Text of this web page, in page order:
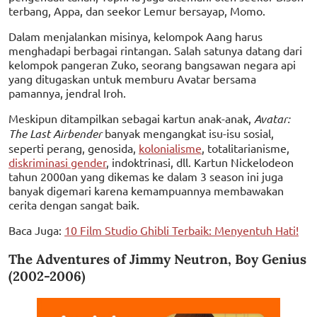
terbang, Appa, dan seekor Lemur bersayap, Momo.
Dalam menjalankan misinya, kelompok Aang harus
menghadapi berbagai rintangan. Salah satunya datang dari
kelompok pangeran Zuko, seorang bangsawan negara api
yang ditugaskan untuk memburu Avatar bersama
pamannya, jendral Iroh.
Meskipun ditampilkan sebagai kartun anak-anak, Avatar:
The Last Airbenderbanyak mengangkat isu-isu sosial,
seperti perang, genosida, kolonialisme, totalitarianisme,
diskriminasi gender, indoktrinasi, dll. Kartun Nickelodeon
tahun 2000an yang dikemas ke dalam 3 season ini juga
banyak digemari karena kemampuannya membawakan
cerita dengan sangat baik.
Baca Juga: 10 Film Studio Ghibli Terbaik: Menyentuh Hati!
The Adventures of Jimmy Neutron, Boy Genius
(2002-2006)